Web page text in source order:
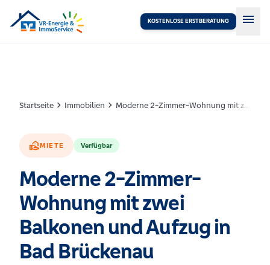
KOSTENLOSE ERSTBERATUNG menu
Startseite chevron_right Immobilien chevron_right Moderne 2-Zimmer-Wohnung mit zwei Balkonen und Aufzug in Bad Brückenau
real_estate_agentMIETE Verfügbar
Moderne 2-Zimmer-
Wohnung mit zwei
Balkonen und Aufzug in
Bad Brückenau